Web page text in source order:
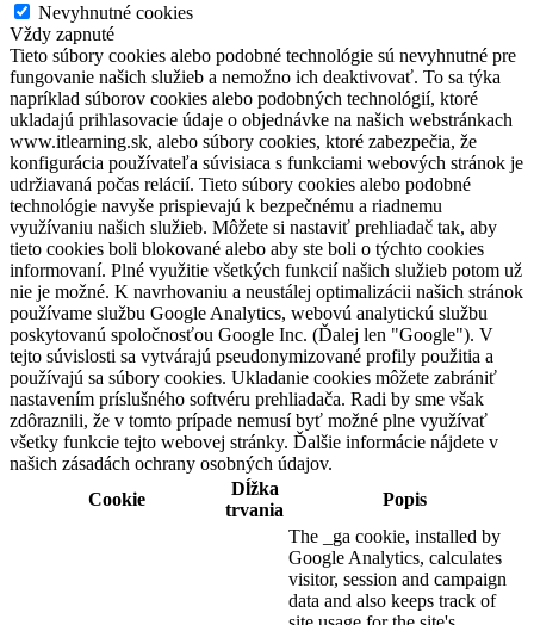
Nevyhnutné cookies
Vždy zapnuté
Tieto súbory cookies alebo podobné technológie sú nevyhnutné pre
fungovanie našich služieb a nemožno ich deaktivovať. To sa týka
napríklad súborov cookies alebo podobných technológií, ktoré
ukladajú prihlasovacie údaje o objednávke na našich webstránkach
www.itlearning.sk, alebo súbory cookies, ktoré zabezpečia, že
konfigurácia používateľa súvisiaca s funkciami webových stránok je
udržiavaná počas relácií. Tieto súbory cookies alebo podobné
technológie navyše prispievajú k bezpečnému a riadnemu
využívaniu našich služieb. Môžete si nastaviť prehliadač tak, aby
tieto cookies boli blokované alebo aby ste boli o týchto cookies
informovaní. Plné využitie všetkých funkcií našich služieb potom už
nie je možné. K navrhovaniu a neustálej optimalizácii našich stránok
používame službu Google Analytics, webovú analytickú službu
poskytovanú spoločnosťou Google Inc. (Ďalej len "Google"). V
tejto súvislosti sa vytvárajú pseudonymizované profily použitia a
používajú sa súbory cookies. Ukladanie cookies môžete zabrániť
nastavením príslušného softvéru prehliadača. Radi by sme však
zdôraznili, že v tomto prípade nemusí byť možné plne využívať
všetky funkcie tejto webovej stránky. Ďalšie informácie nájdete v
našich zásadách ochrany osobných údajov.
Cookie
Dĺžka
trvania
Popis
The _ga cookie, installed by
Google Analytics, calculates
visitor, session and campaign
data and also keeps track of